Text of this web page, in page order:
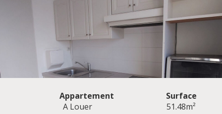
Appartement
A Louer
Surface
51.48m²